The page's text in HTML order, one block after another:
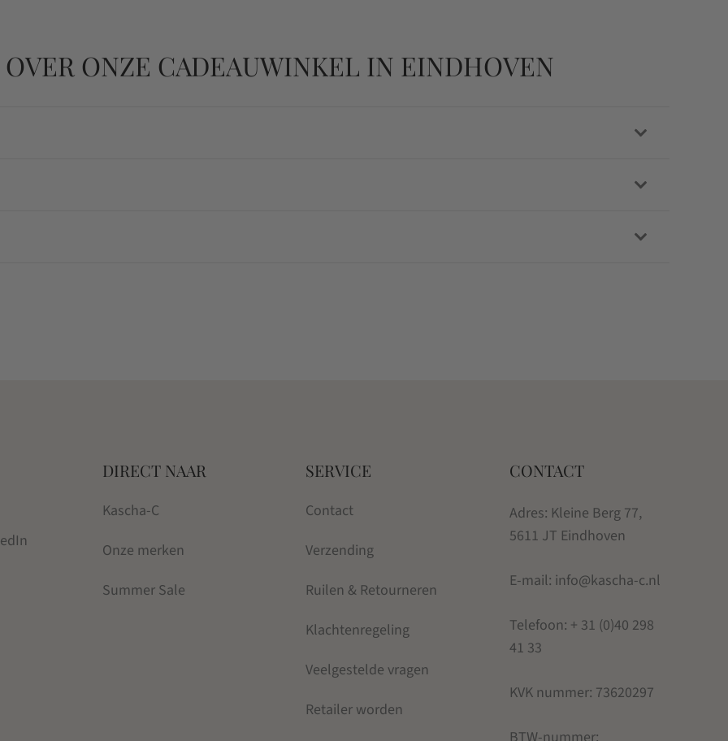
ONZE CADEAUWINKEL IN EINDHOVEN
DIRECT NAAR
Kascha-C
Onze merken
Summer Sale
SERVICE
Contact
Verzending
Ruilen & Retourneren
Klachtenregeling
Veelgestelde vragen
Retailer worden
CONTACT
Adres: Kleine Berg 77,
5611 JT Eindhoven
E-mail: info@kascha-c.nl
Telefoon: + 31 (0)40 298
41 33
KVK nummer: 73620297